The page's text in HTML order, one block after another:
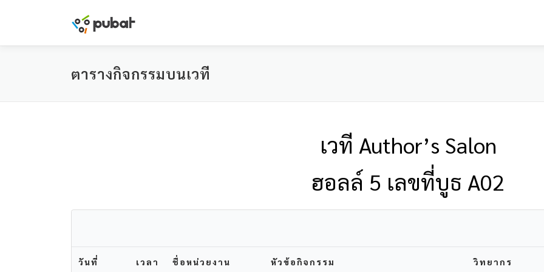
ตารางกิจกรรมบนเวที
เวที Author’s Salon
ฮอลล์ 5 เลขที่บูธ A02
วันที่ เวลา ชื่อหน่วยงาน หัวข้อกิจกรรม วิทยากร